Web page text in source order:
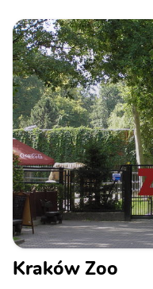
Kraków Zoo